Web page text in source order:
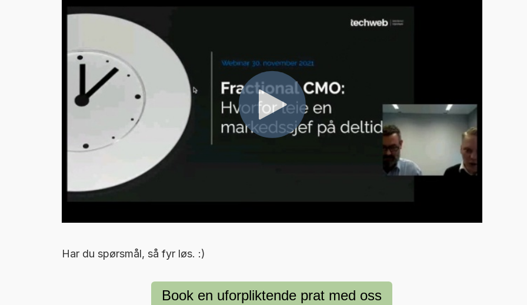
Har du spørsmål, så fyr løs. :)
Book en uforpliktende prat med oss